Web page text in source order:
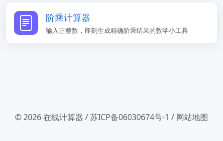
阶乘计算器
输入正整数，即刻生成精确阶乘结果的数学小工具
© 2026在线计算器 /苏ICP备06030674号-1 / 网站地图